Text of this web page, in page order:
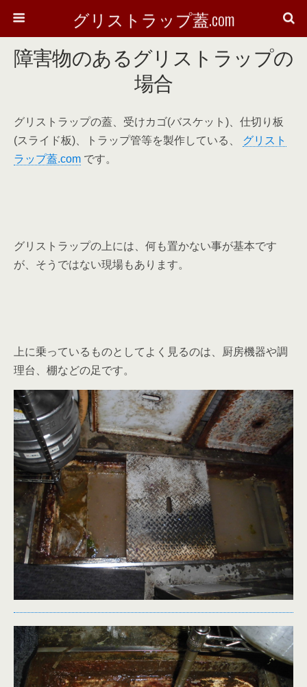
グリストラップ蓋.com
障害物のあるグリストラップの
場合
グリストラップの蓋、受けカゴ(バスケット)、仕切り板
(スライド板)、トラップ管等を製作している、 グリスト
ラップ蓋.com です。
グリストラップの上には、何も置かない事が基本です
が、そうではない現場もあります。
上に乗っているものとしてよく見るのは、厨房機器や調
理台、棚などの足です。